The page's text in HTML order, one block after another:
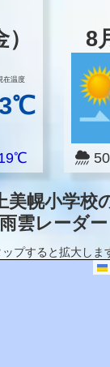
在温度
8
美幌小学校
雨雲レーダー
ップすると拡大しま